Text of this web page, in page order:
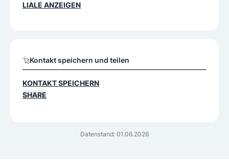
Datenstand: 01.06.2026
LIALE ANZEIGEN
Kontakt speichern und teilen
KONTAKT SPEICHERN
SHARE